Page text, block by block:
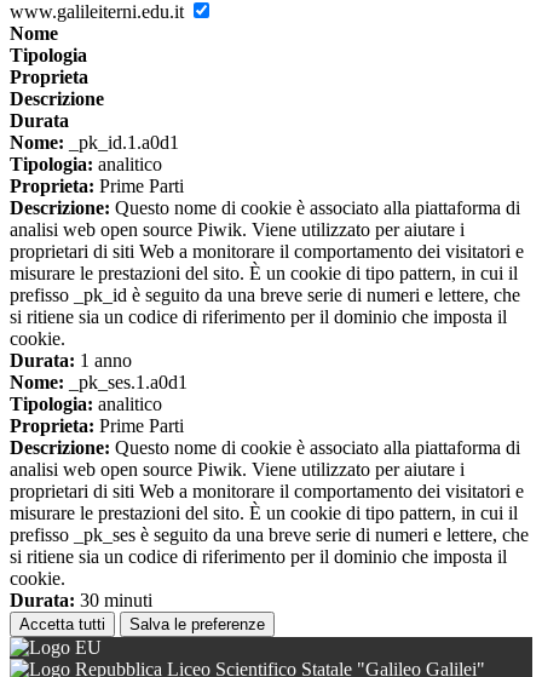
www.galileiterni.edu.it
Nome
Tipologia
Proprieta
Descrizione
Durata
Nome: _pk_id.1.a0d1
Tipologia: analitico
Proprieta: Prime Parti
Descrizione: Questo nome di cookie è associato alla piattaforma di
analisi web open source Piwik. Viene utilizzato per aiutare i
proprietari di siti Web a monitorare il comportamento dei visitatori e
misurare le prestazioni del sito. È un cookie di tipo pattern, in cui il
prefisso _pk_id è seguito da una breve serie di numeri e lettere, che
si ritiene sia un codice di riferimento per il dominio che imposta il
cookie.
Durata: 1 anno
Nome: _pk_ses.1.a0d1
Tipologia: analitico
Proprieta: Prime Parti
Descrizione: Questo nome di cookie è associato alla piattaforma di
analisi web open source Piwik. Viene utilizzato per aiutare i
proprietari di siti Web a monitorare il comportamento dei visitatori e
misurare le prestazioni del sito. È un cookie di tipo pattern, in cui il
prefisso _pk_ses è seguito da una breve serie di numeri e lettere, che
si ritiene sia un codice di riferimento per il dominio che imposta il
cookie.
Durata: 30 minuti
Accetta tutti Salva le preferenze
Liceo Scientifico Statale "Galileo Galilei"